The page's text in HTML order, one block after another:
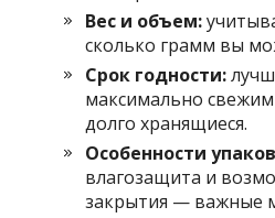
Вес и объем:
сколько грамм вы
Срок годности:
максимально
долго хранящиеся.
Особенности
влагозащита и
закрытия — важные